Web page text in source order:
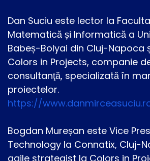
Dan Suciu este lector la
Matematică și Informatică a
Babeș-Bolyai din Cluj-Napoca
Colors in Projects, companie
consultanţă, specializată în
proiectelor.
https://
Bogdan Mureșan este Vice
Technology la Connatix, Cluj-
agile strategist la Colors in